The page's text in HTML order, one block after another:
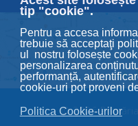
tip "cookie".
Pentru a accesa
trebuie să acceptaţi
ul nostru folosește
personalizarea
performanță,
cookie-uri pot proveni
Politica Cookie-urilor
© 2026 Primăria